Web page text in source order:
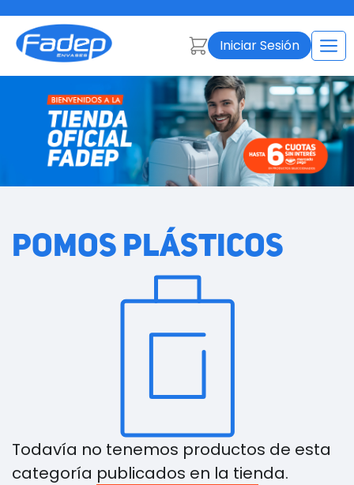
Iniciar Sesión
POMOS PLÁSTICOS
Todavía no tenemos productos de esta
categoría publicados en la tienda.